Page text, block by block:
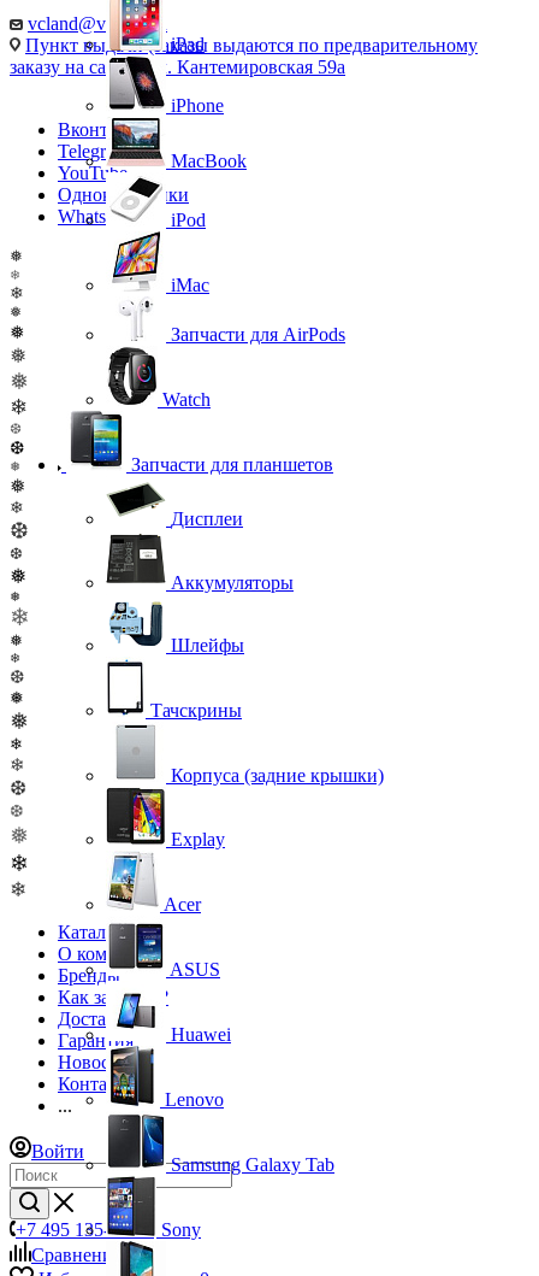
vcland@vcland.ru
Пункт выдачи (заказы выдаются по предварительному
заказу на сайте), ул. Кантемировская 59а
Вконтакте
Telegram
YouTube
Одноклассники
WhatsApp
❅
❄
❄
❅
❅
❅
❅
❄
❆
❆
❅
❅
❄
❆
❆
❅
❅
❄
❅
❄
❆
❅
❅
❄
❄
❆
❆
❅
❄
❄
Каталог
О компании
Бренды
Как заказать?
Доставка
Гарантия
Новости
Контакты
...
Войти
+7 495 135-39-43
Сравнение
0
iPad
iPhone
MacBook
iPod
iMac
Запчасти для AirPods
Watch
Запчасти для планшетов
Дисплеи
Аккумуляторы
Шлейфы
Тачскрины
Корпуса (задние крышки)
Explay
Acer
ASUS
Huawei
Lenovo
Samsung Galaxy Tab
Sony